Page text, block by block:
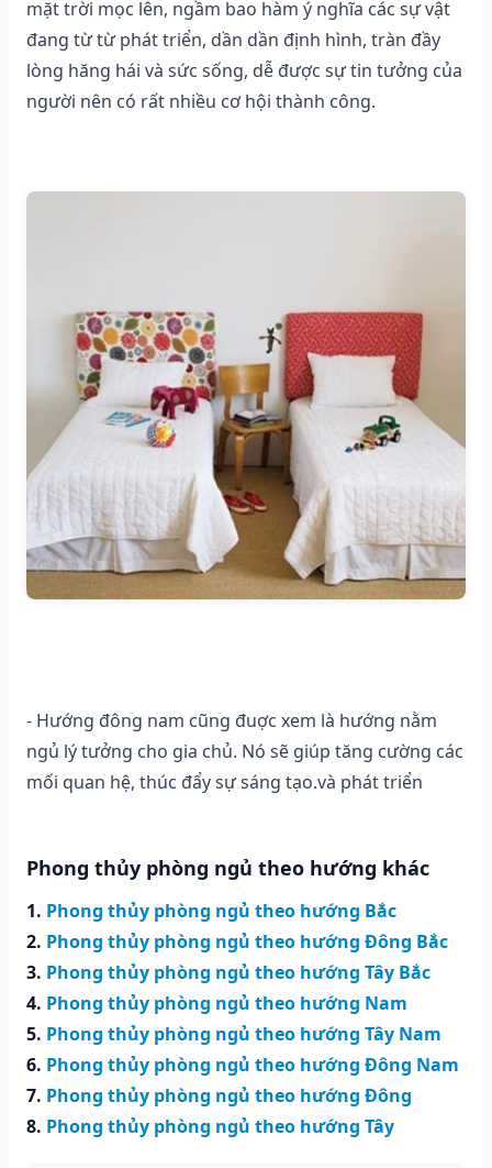
mặt trời mọc lên, ngầm bao hàm ý nghĩa các sự vật
đang từ từ phát triển, dần dần định hình, tràn đầy
lòng hăng hái và sức sống, dễ được sự tin tưởng của
người nên có rất nhiều cơ hội thành công.
- Hướng đông nam cũng đuợc xem là hướng nằm
ngủ lý tưởng cho gia chủ. Nó sẽ giúp tăng cường các
mối quan hệ, thúc đẩy sự sáng tạo.và phát triển
Phong thủy phòng ngủ theo hướng khác
1. Phong thủy phòng ngủ theo hướng Bắc
2. Phong thủy phòng ngủ theo hướng Đông Bắc
3. Phong thủy phòng ngủ theo hướng Tây Bắc
4. Phong thủy phòng ngủ theo hướng Nam
5. Phong thủy phòng ngủ theo hướng Tây Nam
6. Phong thủy phòng ngủ theo hướng Đông Nam
7. Phong thủy phòng ngủ theo hướng Đông
8. Phong thủy phòng ngủ theo hướng Tây